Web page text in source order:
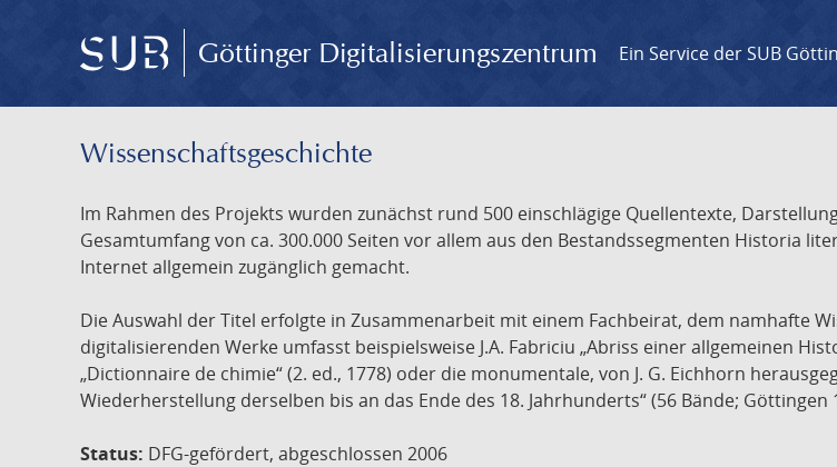
Göttinger Digitalisierungszentrum Ein Service der SUB
Wissenschafts­geschichte
Im Rahmen des Projekts wurden zunächst rund 500 einschlägige Quellentexte,
Gesamtumfang von ca. 300.000 Seiten vor allem aus den Bestandssegmenten Historia
Internet allgemein zugänglich gemacht.
Die Auswahl der Titel erfolgte in Zusammenarbeit mit einem Fachbeirat, dem namhafte
digitalisierenden Werke umfasst beispielsweise J.A. Fabriciu „Abriss einer allgemeinen
„Dictionnaire de chimie“ (2. ed., 1778) oder die monumentale, von J. G. Eichhorn
Wiederherstellung derselben bis an das Ende des 18. Jahrhunderts“ (56 Bände; Göttingen
Status: DFG-gefördert, abgeschlossen 2006